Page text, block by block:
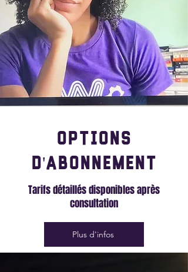
Options
d'abonnement
Tarifs détaillés disponibles après
consultation
Plus d'infos